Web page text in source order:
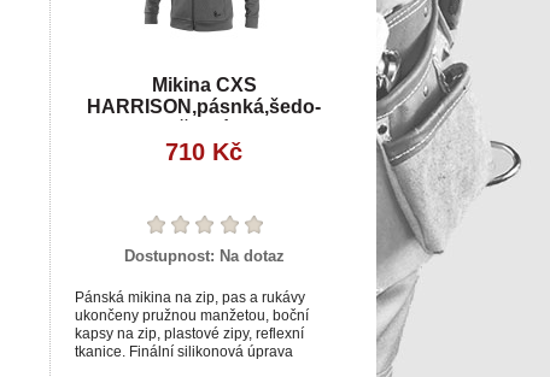
Mikina CXS
HARRISON,pásnká,šedo-
710 Kč
Dostupnost: Na dotaz
Pánská mikina na zip, pas a rukávy
ukončeny pružnou manžetou, boční
kapsy na zip, plastové zipy, reflexní
tkanice. Finální silikonová úprava